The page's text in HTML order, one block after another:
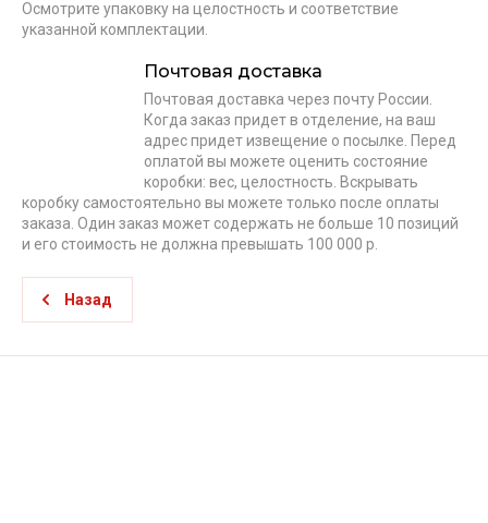
Осмотрите упаковку на целостность и соответствие
указанной комплектации.
Почтовая доставка
Почтовая доставка через почту России.
Когда заказ придет в отделение, на ваш
адрес придет извещение о посылке. Перед
оплатой вы можете оценить состояние
коробки: вес, целостность. Вскрывать
коробку самостоятельно вы можете только после оплаты
заказа. Один заказ может содержать не больше 10 позиций
и его стоимость не должна превышать 100 000 р.
Назад